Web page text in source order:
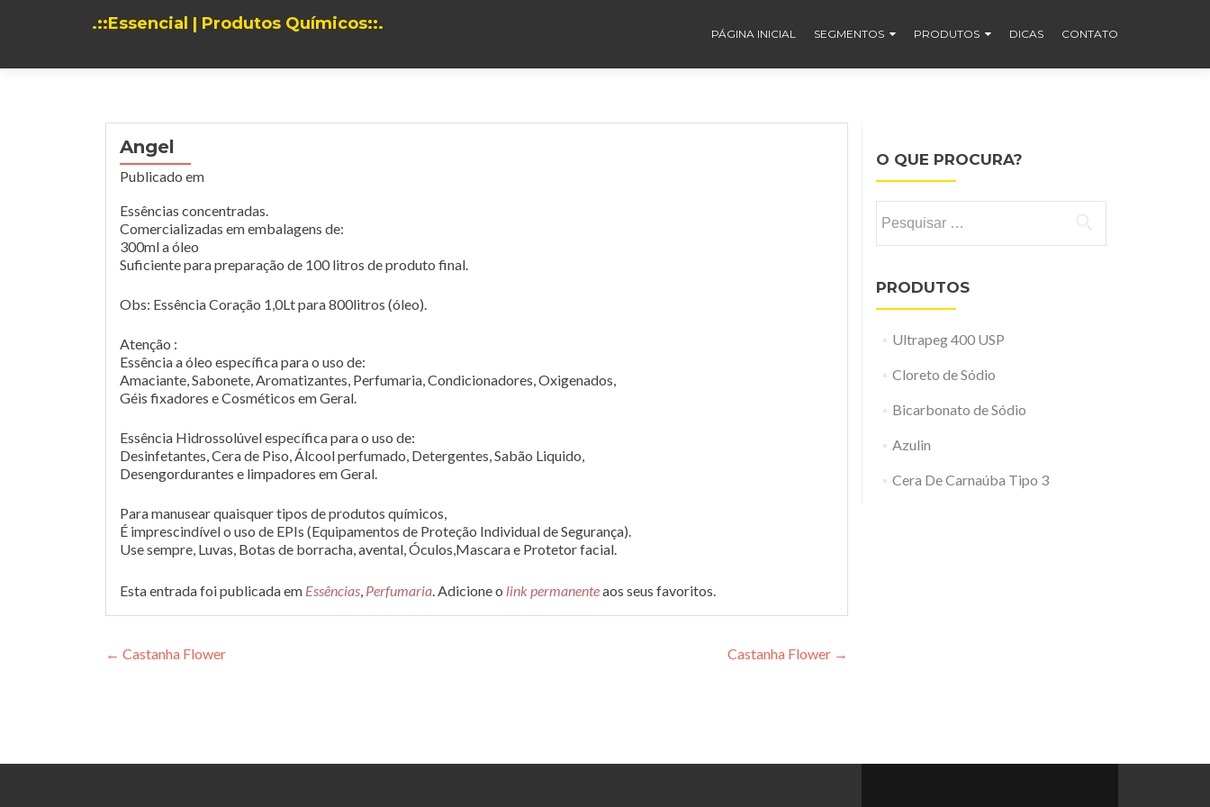
.::Essencial | Produtos Químicos::.
PÁGINA INICIAL SEGMENTOS PRODUTOS DICAS CONTATO
Angel
Publicado em
Essências concentradas.
Comercializadas em embalagens de:
300ml a óleo
Suficiente para preparação de 100 litros de produto final.
Obs: Essência Coração 1,0Lt para 800litros (óleo).
Atenção :
Essência a óleo específica para o uso de:
Amaciante, Sabonete, Aromatizantes, Perfumaria, Condicionadores, Oxigenados,
Géis fixadores e Cosméticos em Geral.
Essência Hidrossolúvel específica para o uso de:
Desinfetantes, Cera de Piso, Álcool perfumado, Detergentes, Sabão Liquido,
Desengordurantes e limpadores em Geral.
Para manusear quaisquer tipos de produtos químicos,
É imprescindível o uso de EPIs (Equipamentos de Proteção Individual de Segurança).
Use sempre, Luvas, Botas de borracha, avental, Óculos,Mascara e Protetor facial.
Esta entrada foi publicada em Essências, Perfumaria. Adicione o link permanenteaos seus favoritos.
Navegação
← Castanha Flower Castanha Flower →
O QUE PROCURA?
por:
PRODUTOS
Ultrapeg 400 USP
Cloreto de Sódio
Bicarbonato de Sódio
Azulin
Cera De Carnaúba Tipo 3